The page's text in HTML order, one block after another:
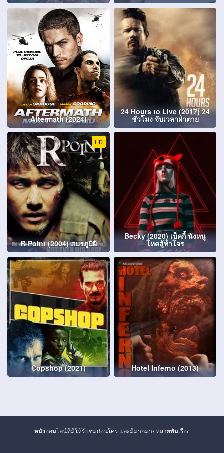
Aftermath (2024)
24 Hours to Live (2017) 24
ชั่วโมง จับเวลาฝ่าตาย
HD
R-Point (2004) สมรภูมิผี
Becky (2020) เบ็คกี้ นังหนู
โหดสู้ท้าโจร
Copshop (2021) Hotel Inferno (2013)
หนังออนไลน์ที่มีให้รับชมก่อนใคร และมีมากมายหลายพันเรื่อง